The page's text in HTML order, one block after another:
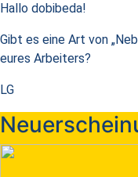
Hallo dobibeda!
Gibt es eine Art von
eures Arbeiters?
LG